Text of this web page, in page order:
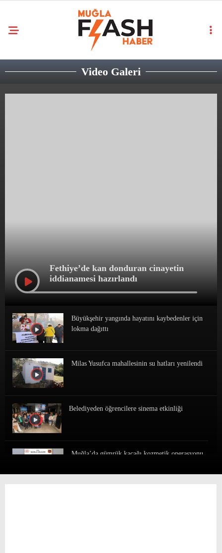
Video Galeri
Fethiye’de kan donduran cinayetin
iddianamesi hazırlandı
Büyükşehir yangında hayatını kaybedenler için
lokma dağıttı
Milas Yusufca mahallesinin su hatları yenilendi
Belediyeden öğrencilere sinema etkinliği
Muğla’da gümrük kaçağı kozmetik operasyonu